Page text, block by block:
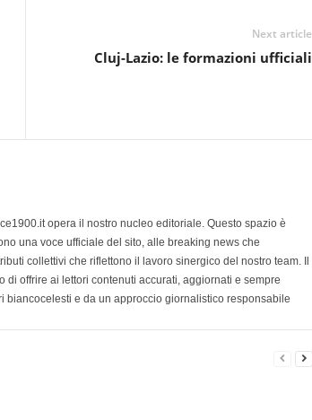
Next article
Cluj-Lazio: le formazioni ufficiali
opera il nostro nucleo editoriale. Questo spazio è
una voce ufficiale del sito, alle breaking news che
collettivi che riflettono il lavoro sinergico del nostro team. Il
di offrire ai lettori contenuti accurati, aggiornati e sempre
biancocelesti e da un approccio giornalistico responsabile